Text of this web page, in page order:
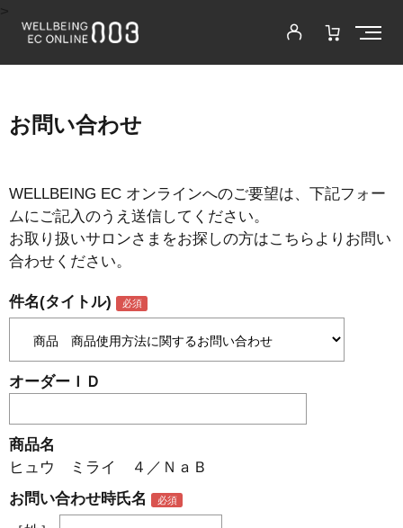
お問い合わせ
WELLBEING EC オンラインへのご要望は、下記フォー
ムにご記入のうえ送信してください。
お取り扱いサロンさまをお探しの方はこちらよりお問い
合わせください。
件名(タイトル)
オーダーＩＤ
商品名
ヒュウ ミライ ４／ＮａＢ
お問い合わせ時氏名